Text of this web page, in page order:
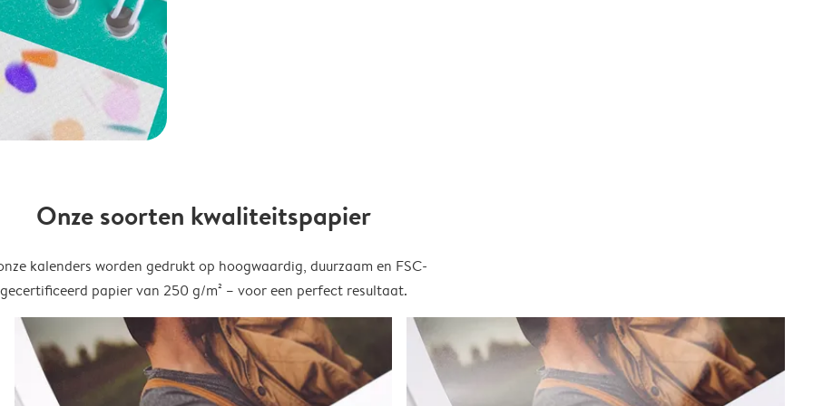
Onze soorten kwaliteitspapier
kalenders worden gedrukt op hoogwaardig, duurzaam en FSC-
gecertificeerd papier van 250 g/m² – voor een perfect resultaat.